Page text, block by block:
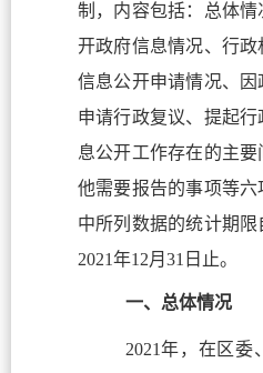
制，内容包括：总体
开政府信息情况、行
信息公开申请情况、
申请行政复议、提起
息公开工作存在的主
他需要报告的事项等
中所列数据的统计期限
2021年12月31日止。
一、总体情况
2021年，在区委